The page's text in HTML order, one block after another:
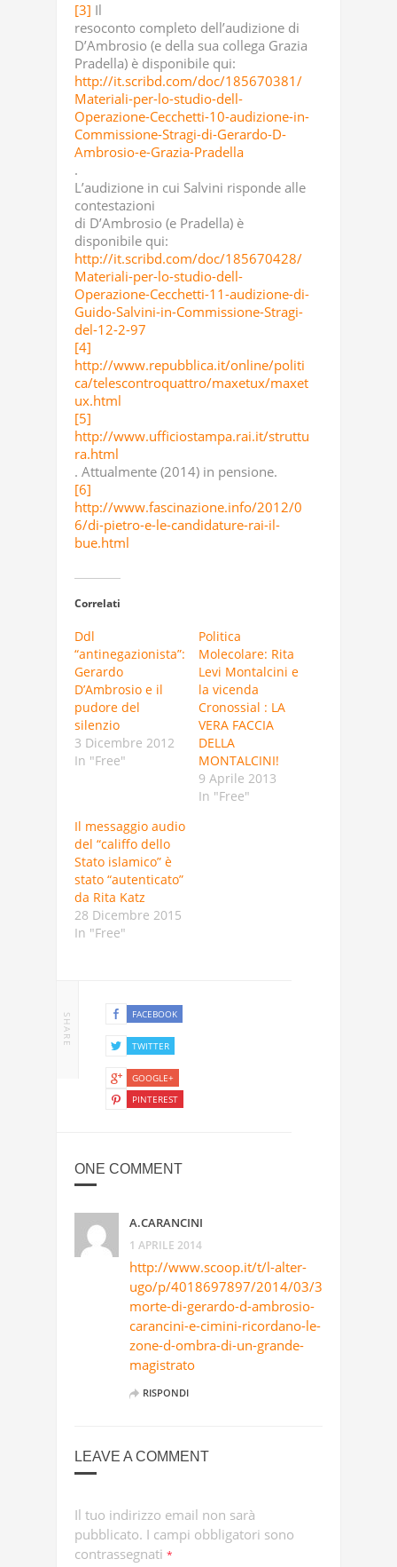
[3] Il
resoconto completo dell’audizione di
D’Ambrosio (e della sua collega Grazia
Pradella) è disponibile qui:
http://it.scribd.com/doc/185670381/
Materiali-per-lo-studio-dell-
Operazione-Cecchetti-10-audizione-in-
Commissione-Stragi-di-Gerardo-D-
Ambrosio-e-Grazia-Pradella
.
L’audizione in cui Salvini risponde alle
contestazioni
di D’Ambrosio (e Pradella) è
disponibile qui:
http://it.scribd.com/doc/185670428/
Materiali-per-lo-studio-dell-
Operazione-Cecchetti-11-audizione-di-
Guido-Salvini-in-Commissione-Stragi-
del-12-2-97
[4]
http://www.repubblica.it/online/politi
ca/telescontroquattro/maxetux/maxet
ux.html
[5]
http://www.ufficiostampa.rai.it/struttu
ra.html
. Attualmente (2014) in pensione.
[6]
http://www.fascinazione.info/2012/0
6/di-pietro-e-le-candidature-rai-il-
bue.html
Correlati
Ddl
“antinegazionista”:
Gerardo
D’Ambrosio e il
pudore del
silenzio
3 Dicembre 2012
In "Free"
Politica
Molecolare: Rita
Levi Montalcini e
la vicenda
Cronossial : LA
VERA FACCIA
DELLA
MONTALCINI!
9 Aprile 2013
In "Free"
Il messaggio audio
del “califfo dello
Stato islamico” è
stato “autenticato”
da Rita Katz
28 Dicembre 2015
In "Free"
SHARE FACEBOOK
TWITTER
GOOGLE+
PINTEREST
ONE COMMENT
A.CARANCINI
1 APRILE 2014
http://www.scoop.it/t/l-alter-
ugo/p/4018697897/2014/03/31/in-
morte-di-gerardo-d-ambrosio-
carancini-e-cimini-ricordano-le-
zone-d-ombra-di-un-grande-
magistrato
RISPONDI
LEAVE A COMMENT
Il tuo indirizzo email non sarà
pubblicato. I campi obbligatori sono
contrassegnati *